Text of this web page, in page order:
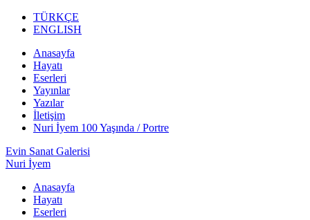
TÜRKÇE
ENGLISH
Anasayfa
Hayatı
Eserleri
Yayınlar
Yazılar
İletişim
Nuri İyem 100 Yaşında / Portre
Evin Sanat Galerisi
Nuri İyem
Anasayfa
Hayatı
Eserleri